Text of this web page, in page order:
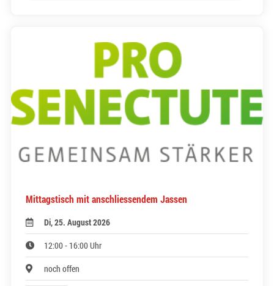
Mittagstisch mit anschliessendem Jassen
Di, 25. August 2026
12:00 - 16:00 Uhr
noch offen